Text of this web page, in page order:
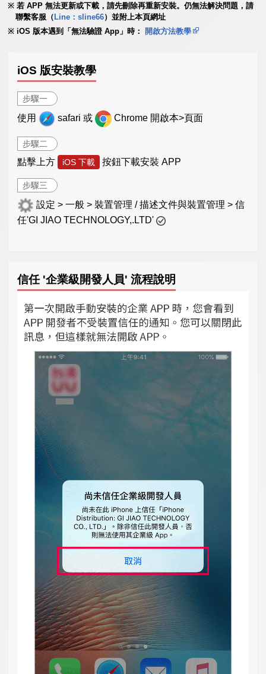
若 APP 無法更新或下載，請先刪除再重新安裝。仍無法解決問題，請
聯繫客服（ Line：sline66）並附上本頁網址
iOS 版本遇到「無法驗證 App」時：
開啟方法教學
iOS 版安裝教學
步驟一
使用 safari 或 Chrome 開啟本>頁面
步驟二
點擊上方 iOS 下載 按鈕下載安裝 APP
步驟三
設定 > 一般 > 裝置管理 / 描述文件與裝置管理 > 信
任'GI JIAO TECHNOLOGY,.LTD'
信任 '企業級開發人員' 流程說明